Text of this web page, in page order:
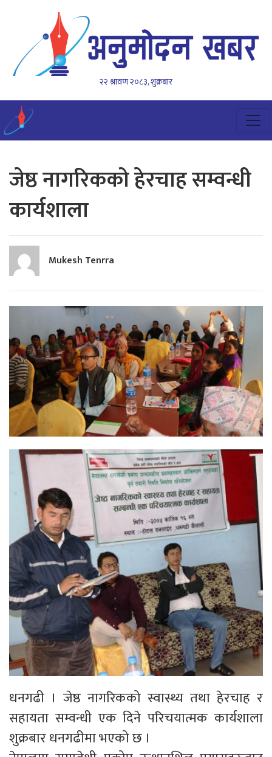
२२ श्रावण २०८३, शुक्रबार
जेष्ठ नागरिकको हेरचाह सम्वन्धी
कार्यशाला
Mukesh Tenrra
धनगढी । जेष्ठ नागरिकको स्वास्थ्य तथा हेरचाह र
सहायता सम्वन्धी एक दिने परिचयात्मक कार्यशाला
शुक्रबार धनगढीमा भएको छ ।